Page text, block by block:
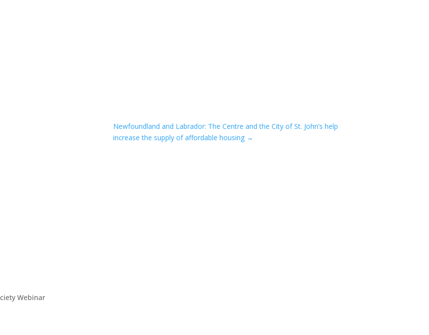
Newfoundland and Labrador: The Centre and the City of St. John’s help
increase the supply of affordable housing→